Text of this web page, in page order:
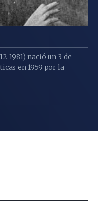
1981) nació un 3 de
en 1959 por la